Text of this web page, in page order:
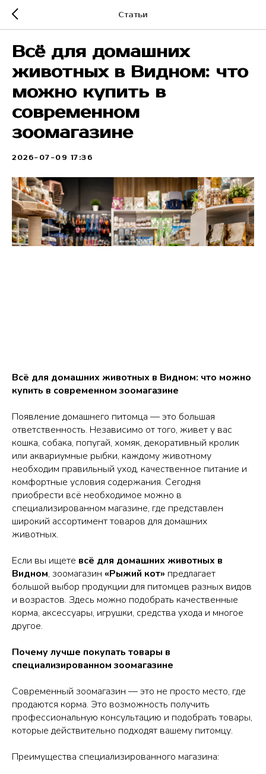
Статьи
Всё для домашних
животных в Видном: что
можно купить в
современном
зоомагазине
2026-07-09 17:36
Всё для домашних животных в Видном: что можно
купить в современном зоомагазине
Появление домашнего питомца — это большая
ответственность. Независимо от того, живет у вас
кошка, собака, попугай, хомяк, декоративный кролик
или аквариумные рыбки, каждому животному
необходим правильный уход, качественное питание и
комфортные условия содержания. Сегодня
приобрести всё необходимое можно в
специализированном магазине, где представлен
широкий ассортимент товаров для домашних
животных.
Если вы ищете всё для домашних животных в
Видном, зоомагазин «Рыжий кот» предлагает
большой выбор продукции для питомцев разных видов
и возрастов. Здесь можно подобрать качественные
корма, аксессуары, игрушки, средства ухода и многое
другое.
Почему лучше покупать товары в
специализированном зоомагазине
Современный зоомагазин — это не просто место, где
продаются корма. Это возможность получить
профессиональную консультацию и подобрать товары,
которые действительно подходят вашему питомцу.
Преимущества специализированного магазина: